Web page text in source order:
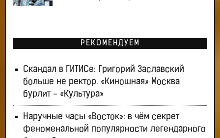
РЕКОМЕНДУЕМ
Скандал в ГИТИСе: Григорий Заславский
больше не ректор. «Киношная» Москва
бурлит - «Культура»
Наручные часы «Восток»: в чём секрет
феноменальной популярности легендарного